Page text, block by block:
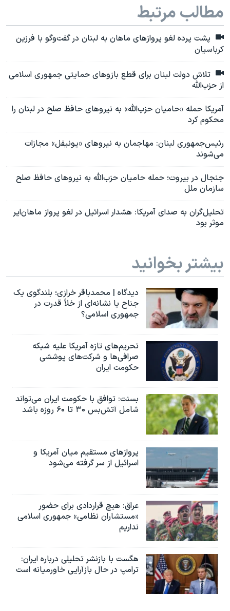
مطالب مرتبط
پشت پرده لغو پروازهای ماهان به لبنان در گفت‌وگو با فرزین
کرباسیان
تلاش دولت لبنان برای قطع بازوهای حمایتی جمهوری اسلامی
از حزب‌الله
آمریکا حمله «حامیان حزب‌الله» به نیروهای حافظ صلح در لبنان را
محکوم‌ کرد
رئیس‌جمهوری لبنان: مهاجمان به نیروهای «یونیفل» مجازات
می‌شوند
جنجال در بیروت؛ حمله حامیان حزب‌الله به نیروهای حافظ صلح
سازمان ملل
تحلیل‌گران به صدای آمریکا: هشدار اسرائیل در لغو پرواز ماهان‌ایر
موثر بود
بیشتر بخوانید
دیدگاه | محمدباقر خرازی؛ بلندگوی یک
جناح یا نشانه‌ای از خلأ قدرت در
جمهوری اسلامی؟
تحریم‌های تازه آمریکا علیه شبکه
صرافی‌ها و شرکت‌های پوششی
حکومت ایران
بسنت: توافق با حکومت ایران می‌تواند
شامل آتش‌بس ۳۰ تا ۶۰ روزه باشد
پروازهای مستقیم میان آمریکا و
اسرائیل از سر گرفته می‌شود
عراق: هیچ قراردادی برای حضور
«مستشاران نظامی» جمهوری اسلامی
نداریم
هگست با بازنشر تحلیلی درباره ایران:
ترامپ در حال بازآرایی خاورمیانه است